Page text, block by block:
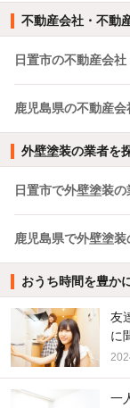
不動産会社・不動
日置市の不動産会
鹿児島県の不動産
外壁塗装の業者を
日置市で外壁塗装
鹿児島県で外壁塗
おうち時間を豊か
友
に
一